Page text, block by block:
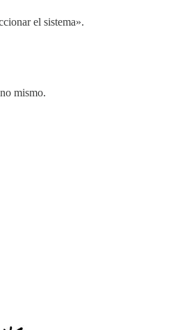
el sistema».
mismo.